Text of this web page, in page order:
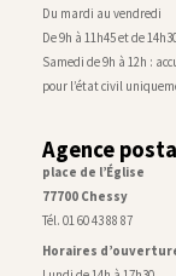
Du mardi au vendredi
De 9h à 11h45 et de
Samedi de 9h à 12h :
pour l’état civil
Agence
place de l’Église
77700 Chessy
Tél. 01 60 43 88 87
Horaires